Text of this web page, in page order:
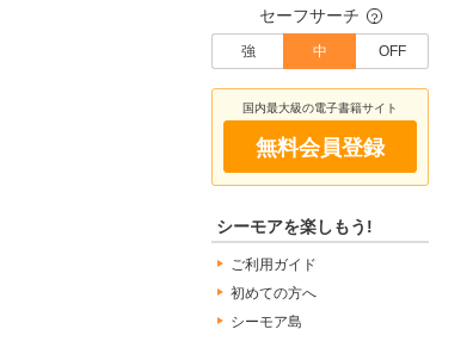
セーフサーチ ？
強 中 OFF
国内最大級の電子書籍サイト
無料会員登録
シーモアを楽しもう!
ご利用ガイド
初めての方へ
シーモア島